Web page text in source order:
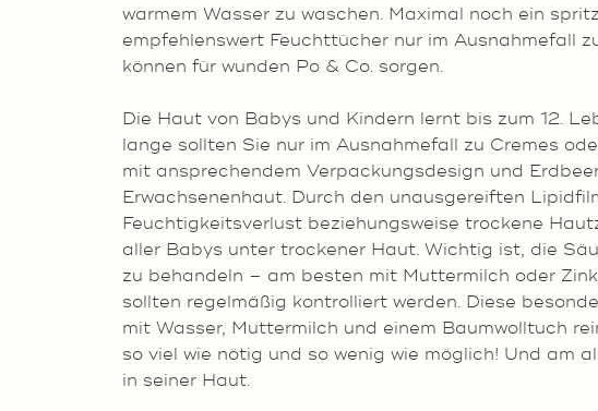
warmem Wasser zu waschen. Maximal noch ein
empfehlenswert Feuchttücher nur im Ausnahmefall
können für wunden Po & Co. sorgen.
Die Haut von Babys und Kindern lernt bis zum 12.
lange sollten Sie nur im Ausnahmefall zu Cremes
mit ansprechendem Verpackungsdesign und
Erwachsenenhaut. Durch den unausgereiften
Feuchtigkeitsverlust beziehungsweise trockene
aller Babys unter trockener Haut. Wichtig ist, die
zu behandeln – am besten mit Muttermilch oder
sollten regelmäßig kontrolliert werden. Diese
mit Wasser, Muttermilch und einem Baumwolltuch
so viel wie nötig und so wenig wie möglich! Und am
in seiner Haut.